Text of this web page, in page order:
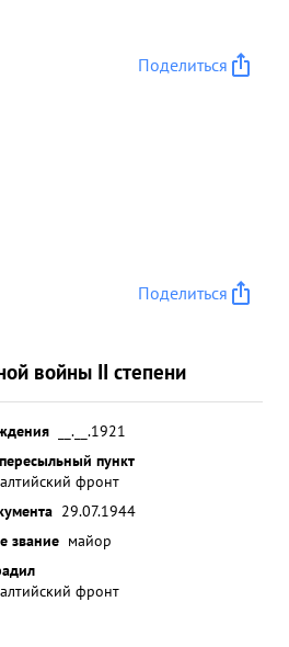
Поделиться
Поделиться
войны II степени
__.__.1921
пункт
фронт
29.07.1944
звание майор
фронт